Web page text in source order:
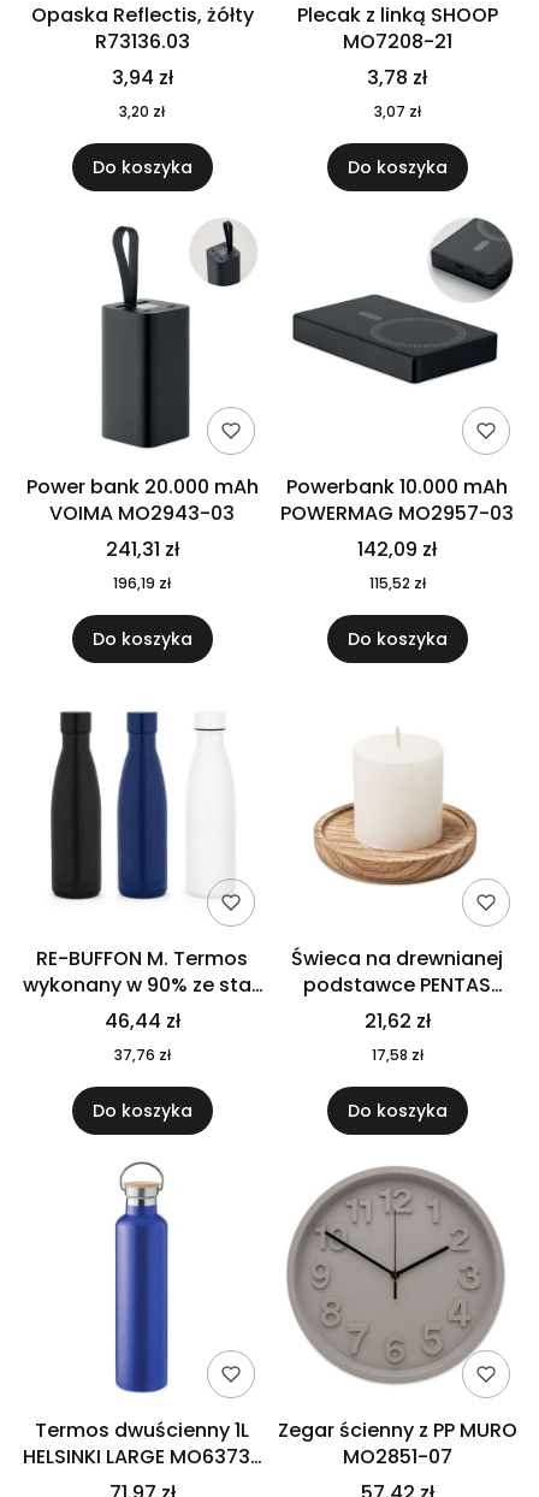
Opaska Reflectis, żółty
R73136.03
3,94 zł
3,20 zł
Do koszyka
Plecak z linką SHOOP
MO7208-21
3,78 zł
3,07 zł
Do koszyka
Power bank 20.000 mAh
VOIMA MO2943-03
241,31 zł
196,19 zł
Do koszyka
Powerbank 10.000 mAh
POWERMAG MO2957-03
142,09 zł
115,52 zł
Do koszyka
RE-BUFFON M. Termos
wykonany w 90% ze stali
nierdzewnej
pochodzącej z
recyklingu 520 ml 94294
46,44 zł
37,76 zł
Do koszyka
Świeca na drewnianej
podstawce PENTAS
MO6282-40
21,62 zł
17,58 zł
Do koszyka
Termos dwuścienny 1L
HELSINKI LARGE MO6373-
04
Zegar ścienny z PP MURO
MO2851-07